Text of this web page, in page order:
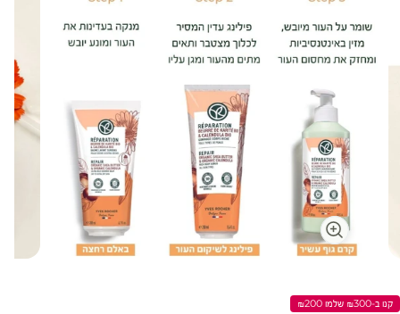
עגלת קניות
קנו ב-₪300 שלמו ₪200